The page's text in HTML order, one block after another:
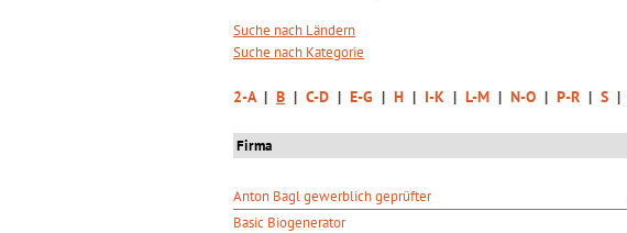
Suche nach Ländern
Suche nach Kategorie
2-A| B | C-D | E-G | H | I-K | L-M | N-O | P-R | S |
Firma
Anton Bagl gewerblich geprüfter
Basic Biogenerator